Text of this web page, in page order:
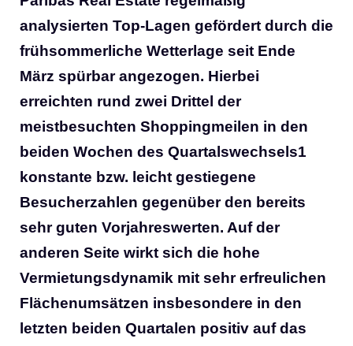
analysierten Top-Lagen gefördert durch die
frühsommerliche Wetterlage seit Ende
März spürbar angezogen. Hierbei
erreichten rund zwei Drittel der
meistbesuchten Shoppingmeilen in den
beiden Wochen des Quartalswechsels1
konstante bzw. leicht gestiegene
Besucherzahlen gegenüber den bereits
sehr guten Vorjahreswerten. Auf der
anderen Seite wirkt sich die hohe
Vermietungsdynamik mit sehr erfreulichen
Flächenumsätzen insbesondere in den
letzten beiden Quartalen positiv auf das